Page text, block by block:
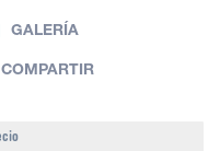
GALERÍA
COMPARTIR